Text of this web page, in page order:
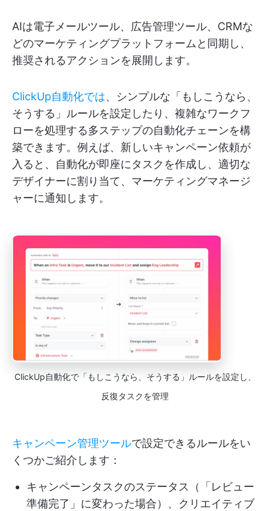
AIは電子メールツール、広告管理ツール、CRMな
どのマーケティングプラットフォームと同期し、
推奨されるアクションを展開します。
ClickUp自動化では、シンプルな「もしこうなら、
そうする」ルールを設定したり、複雑なワークフ
ローを処理する多ステップの自動化チェーンを構
築できます。例えば、新しいキャンペーン依頼が
入ると、自動化が即座にタスクを作成し、適切な
デザイナーに割り当て、マーケティングマネージ
ャーに通知します。
ClickUp自動化で「もしこうなら、そうする」ルールを設定し、
反復タスクを管理
キャンペーン管理ツールで設定できるルールをい
くつかご紹介します：
キャンペーンタスクのステータス（「レビュー
準備完了」に変わった場合）、クリエイティブ